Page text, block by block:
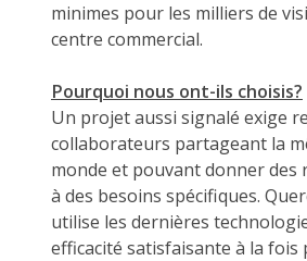
minimes pour les milliers de
centre commercial.
Pourquoi nous ont-ils choisis?
Un projet aussi signalé exige
collaborateurs partageant la
monde et pouvant donner des
à des besoins spécifiques.
utilise les dernières
efficacité satisfaisante à la